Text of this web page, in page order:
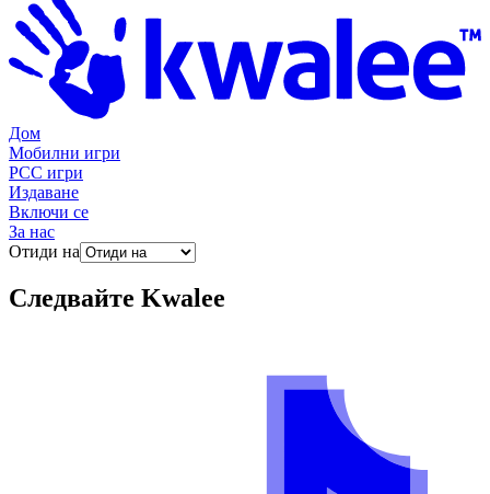
Дом
Мобилни игри
PCC игри
Издаване
Включи се
За нас
Отиди на
Следвайте Kwalee